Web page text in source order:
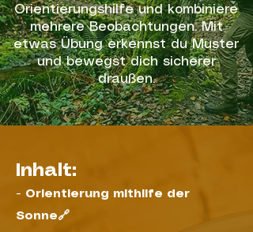
Orientierungshilfe und kombiniere
mehrere Beobachtungen. Mit
etwas Übung erkennst du Muster
und bewegst dich sicherer
draußen.
Inhalt:
- Orientierung mithilfe der
Sonne🔗